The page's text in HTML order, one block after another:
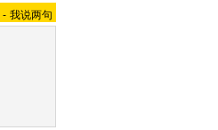
- 我说两句